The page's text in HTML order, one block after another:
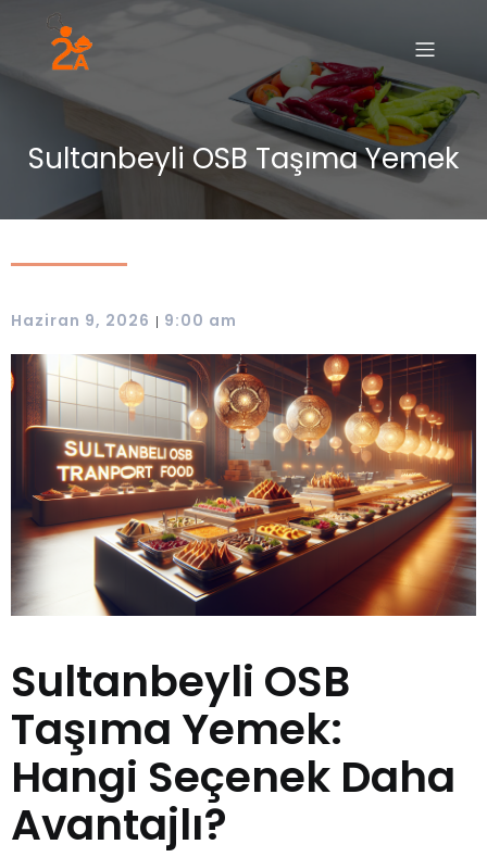
Sultanbeyli OSB Taşıma Yemek
Haziran 9, 2026 | 9:00 am
Sultanbeyli OSB
Taşıma Yemek:
Hangi Seçenek Daha
Avantajlı?